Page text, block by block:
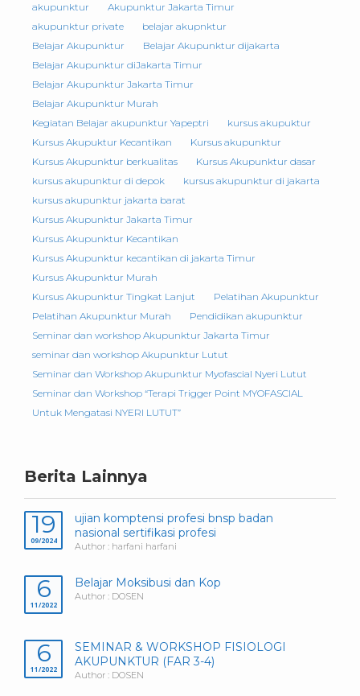
akupunktur
Akupunktur Jakarta Timur
akupunktur private
belajar akupnktur
Belajar Akupunktur
Belajar Akupunktur dijakarta
Belajar Akupunktur diJakarta Timur
Belajar Akupunktur Jakarta Timur
Belajar Akupunktur Murah
Kegiatan Belajar akupunktur Yapeptri
kursus akupuktur
Kursus Akupuktur Kecantikan
Kursus akupunktur
Kursus Akupunktur berkualitas
Kursus Akupunktur dasar
kursus akupunktur di depok
kursus akupunktur di jakarta
kursus akupunktur jakarta barat
Kursus Akupunktur Jakarta Timur
Kursus Akupunktur Kecantikan
Kursus Akupunktur kecantikan di jakarta Timur
Kursus Akupunktur Murah
Kursus Akupunktur Tingkat Lanjut
Pelatihan Akupunktur
Pelatihan Akupunktur Murah
Pendidikan akupunktur
Seminar dan workshop Akupunktur Jakarta Timur
seminar dan workshop Akupunktur Lutut
Seminar dan Workshop Akupunktur Myofascial Nyeri Lutut
Seminar dan Workshop “Terapi Trigger Point MYOFASCIAL
Untuk Mengatasi NYERI LUTUT”
Berita Lainnya
19
09/2024
ujian komptensi profesi bnsp badan
nasional sertifikasi profesi
Author : harfani harfani
6
11/2022
Belajar Moksibusi dan Kop
Author : DOSEN
6
11/2022
SEMINAR & WORKSHOP FISIOLOGI
AKUPUNKTUR (FAR 3-4)
Author : DOSEN